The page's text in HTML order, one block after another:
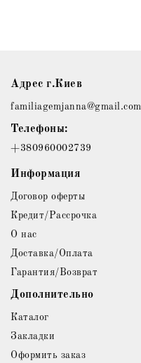
Адрес г.Киев
familiagemjanna@gmail.com
Телефоны:
+380960002739
Информация
Договор оферты
Кредит/Рассрочка
О нас
Доставка/Оплата
Гарантия/Возврат
Дополнительно
Каталог
Закладки
Оформить заказ